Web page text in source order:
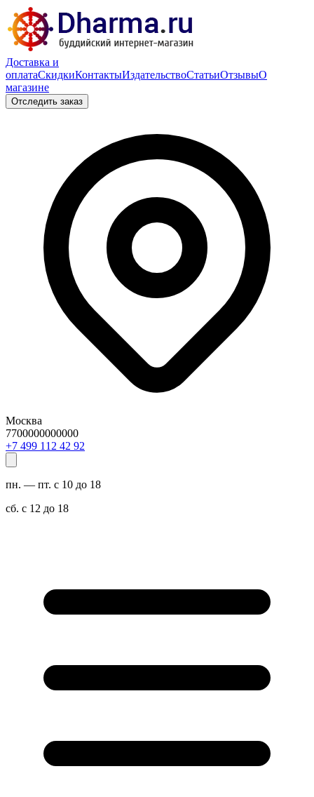
Доставка и
оплатаСкидкиКонтактыИздательствоСтатьиОтзывыО
магазине
Отследить заказ
Москва
7700000000000
29 24 211 994 7+
пн. — пт. с 10 до 18
сб. с 12 до 18